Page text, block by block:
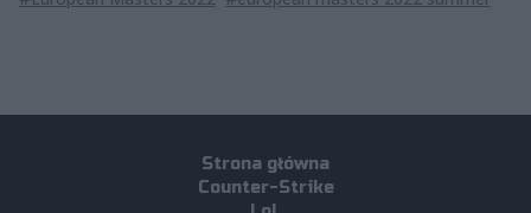
Strona główna
Counter-Strike